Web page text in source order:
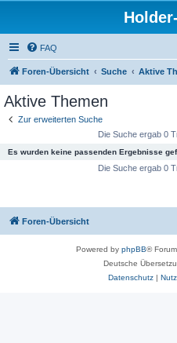
FAQ
Foren-Übersicht Suche Aktive
Aktive Themen
Zur erweiterten Suche
Die Suche ergab 0
Es wurden keine passenden Ergebnisse
Die Suche ergab 0
Foren-Übersicht
Powered by phpBB®
Deutsche
Datenschutz|